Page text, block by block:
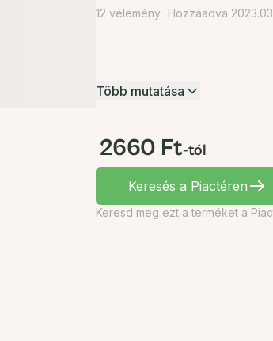
12 vélemény Hozzáadva
Több mutatása
2660 Ft-tól
Keresés a Piactéren
Keresd meg ezt a terméket a